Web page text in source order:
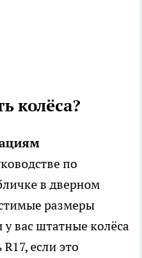
колёса?
по
в дверном
размеры
вас штатные колёса
если это